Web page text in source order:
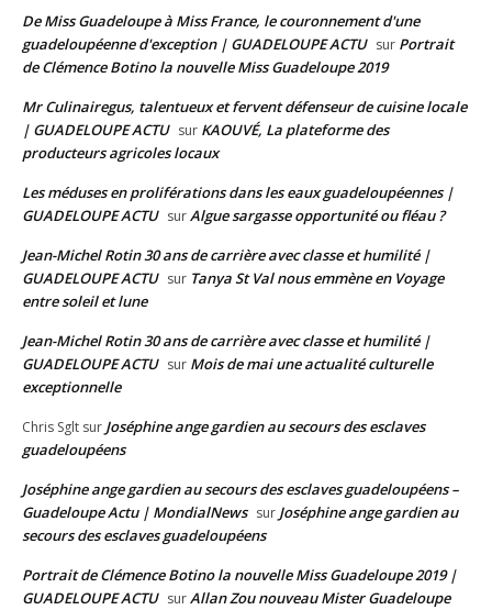
De Miss Guadeloupe à Miss France, le couronnement d'une
guadeloupéenne d'exception | GUADELOUPE ACTU sur Portrait
de Clémence Botino la nouvelle Miss Guadeloupe 2019
Mr Culinairegus, talentueux et fervent défenseur de cuisine locale
| GUADELOUPE ACTU sur KAOUVÉ, La plateforme des
producteurs agricoles locaux
Les méduses en proliférations dans les eaux guadeloupéennes |
GUADELOUPE ACTU surAlgue sargasse opportunité ou fléau ?
Jean-Michel Rotin 30 ans de carrière avec classe et humilité |
GUADELOUPE ACTU sur Tanya St Val nous emmène en Voyage
entre soleil et lune
Jean-Michel Rotin 30 ans de carrière avec classe et humilité |
GUADELOUPE ACTU sur Mois de mai une actualité culturelle
exceptionnelle
Chris Sglt sur Joséphine ange gardien au secours des esclaves
guadeloupéens
Joséphine ange gardien au secours des esclaves guadeloupéens –
Guadeloupe Actu | MondialNews sur Joséphine ange gardien au
secours des esclaves guadeloupéens
Portrait de Clémence Botino la nouvelle Miss Guadeloupe 2019 |
GUADELOUPE ACTU surAllan Zou nouveau Mister Guadeloupe